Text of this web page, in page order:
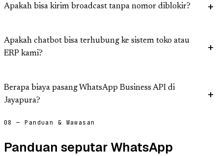
Apakah bisa kirim broadcast tanpa nomor diblokir?
Apakah chatbot bisa terhubung ke sistem toko atau
ERP kami?
Berapa biaya pasang WhatsApp Business API di
Jayapura?
08 — Panduan & Wawasan
Panduan seputar WhatsApp